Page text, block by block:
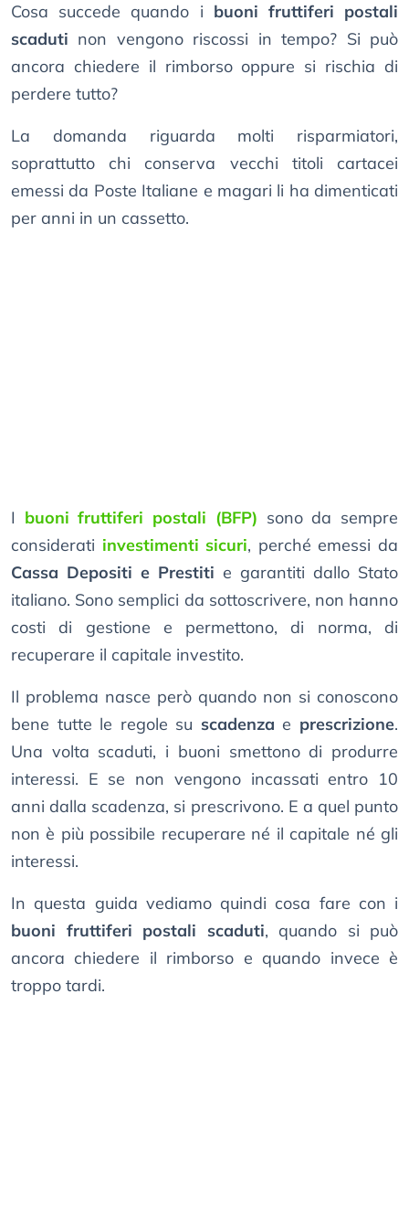
Cosa succede quando i buoni fruttiferi postali
scaduti non vengono riscossi in tempo? Si può
ancora chiedere il rimborso oppure si rischia di
perdere tutto?
La domanda riguarda molti risparmiatori,
soprattutto chi conserva vecchi titoli cartacei
emessi da Poste Italiane e magari li ha dimenticati
per anni in un cassetto.
I buoni fruttiferi postali (BFP) sono da sempre
considerati investimenti sicuri, perché emessi da
Cassa Depositi e Prestiti e garantiti dallo Stato
italiano. Sono semplici da sottoscrivere, non hanno
costi di gestione e permettono, di norma, di
recuperare il capitale investito.
Il problema nasce però quando non si conoscono
bene tutte le regole su scadenza e prescrizione.
Una volta scaduti, i buoni smettono di produrre
interessi. E se non vengono incassati entro 10
anni dalla scadenza, si prescrivono. E a quel punto
non è più possibile recuperare né il capitale né gli
interessi.
In questa guida vediamo quindi cosa fare con i
buoni fruttiferi postali scaduti, quando si può
ancora chiedere il rimborso e quando invece è
troppo tardi.